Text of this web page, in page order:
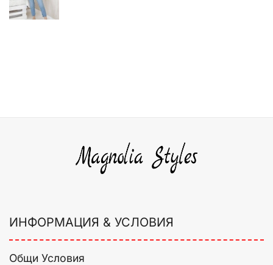
ИНФОРМАЦИЯ & УСЛОВИЯ
Общи Условия